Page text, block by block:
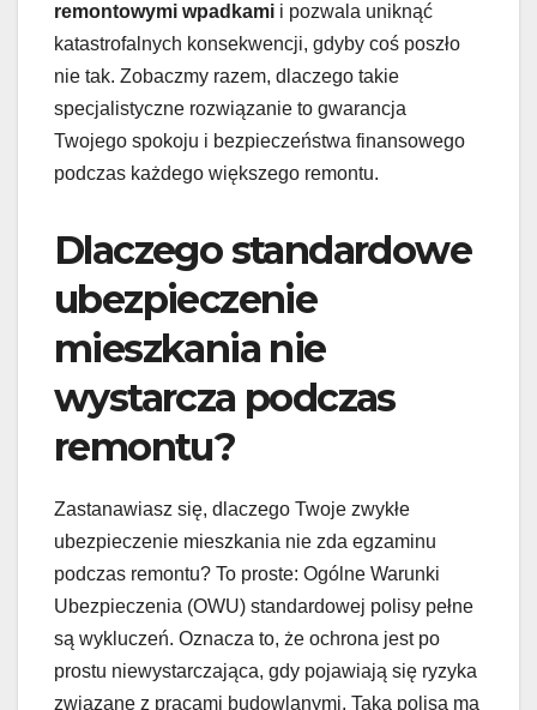
remontowymi wpadkami i pozwala uniknąć
katastrofalnych konsekwencji, gdyby coś poszło
nie tak. Zobaczmy razem, dlaczego takie
specjalistyczne rozwiązanie to gwarancja
Twojego spokoju i bezpieczeństwa finansowego
podczas każdego większego remontu.
Dlaczego standardowe
ubezpieczenie
mieszkania nie
wystarcza podczas
remontu?
Zastanawiasz się, dlaczego Twoje zwykłe
ubezpieczenie mieszkania nie zda egzaminu
podczas remontu? To proste: Ogólne Warunki
Ubezpieczenia (OWU) standardowej polisy pełne
są wykluczeń. Oznacza to, że ochrona jest po
prostu niewystarczająca, gdy pojawiają się ryzyka
związane z pracami budowlanymi. Taka polisa ma